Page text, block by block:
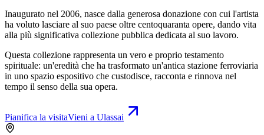
Inaugurato nel 2006, nasce dalla generosa donazione con cui l'artista
ha voluto lasciare al suo paese oltre centoquaranta opere, dando vita
alla più significativa collezione pubblica dedicata al suo lavoro.
Questa collezione rappresenta un vero e proprio testamento
spirituale: un'eredità che ha trasformato un'antica stazione ferroviaria
in uno spazio espositivo che custodisce, racconta e rinnova nel
tempo il senso della sua opera.
Pianifica la visitaVieni a Ulassai